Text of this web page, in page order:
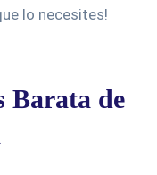
lo necesites!
Barata de